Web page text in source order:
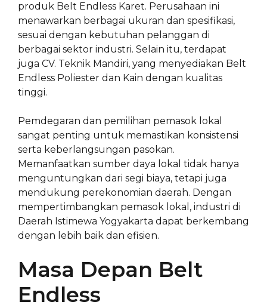
produk Belt Endless Karet. Perusahaan ini
menawarkan berbagai ukuran dan spesifikasi,
sesuai dengan kebutuhan pelanggan di
berbagai sektor industri. Selain itu, terdapat
juga CV. Teknik Mandiri, yang menyediakan Belt
Endless Poliester dan Kain dengan kualitas
tinggi.
Pemdegaran dan pemilihan pemasok lokal
sangat penting untuk memastikan konsistensi
serta keberlangsungan pasokan.
Memanfaatkan sumber daya lokal tidak hanya
menguntungkan dari segi biaya, tetapi juga
mendukung perekonomian daerah. Dengan
mempertimbangkan pemasok lokal, industri di
Daerah Istimewa Yogyakarta dapat berkembang
dengan lebih baik dan efisien.
Masa Depan Belt
Endless